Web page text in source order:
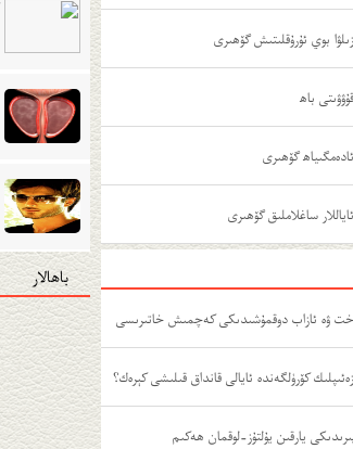
بوي ئۇرۇقلىتىش گۆھىرى
باھ
گۆھىرى
ساغلاملىق گۆھىرى
ۋە ئازاب دوقمۇشىدىكى كەچمىش خاتىرىسى
كۆرۈلگەندە ئايالى قانداق قىلىشى كېرەك؟
يارقىن يۇلتۇز-لوقمان ھەكىم
باھالار